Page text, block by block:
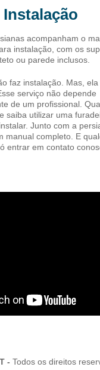
Instalação
acompanham o
instalação, com os
ou parede inclusos.
faz instalação. Mas, ela
serviço não depende
de um profissional.
saiba utilizar uma
Junto com a
manual completo. E
entrar em contato
- Todos os direitos